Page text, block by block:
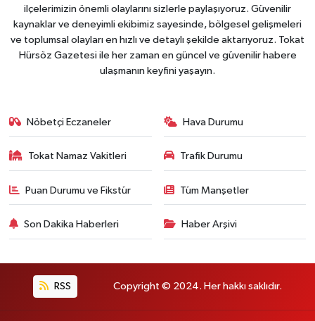
ilçelerimizin önemli olaylarını sizlerle paylaşıyoruz. Güvenilir
kaynaklar ve deneyimli ekibimiz sayesinde, bölgesel gelişmeleri
ve toplumsal olayları en hızlı ve detaylı şekilde aktarıyoruz. Tokat
Hürsöz Gazetesi ile her zaman en güncel ve güvenilir habere
ulaşmanın keyfini yaşayın.
Nöbetçi Eczaneler Hava Durumu
Tokat Namaz Vakitleri Trafik Durumu
Puan Durumu ve Fikstür Tüm Manşetler
Son Dakika Haberleri Haber Arşivi
RSS Copyright © 2024. Her hakkı saklıdır.